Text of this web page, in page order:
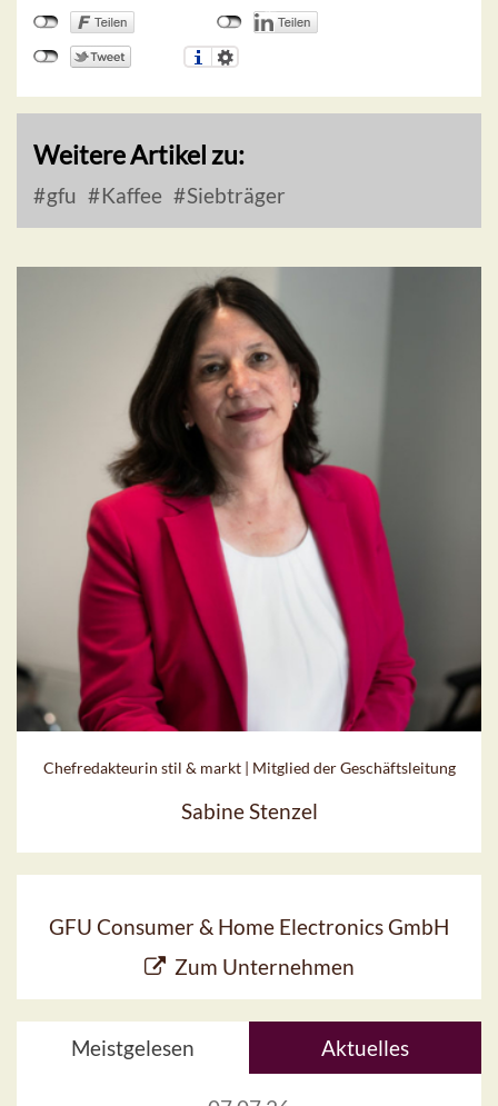
Weitere Artikel zu:
gfu Kaffee Siebträger
Chefredakteurin stil & markt | Mitglied der Geschäftsleitung
Sabine Stenzel
GFU Consumer & Home Electronics GmbH
Zum Unternehmen
Meistgelesen Aktuelles